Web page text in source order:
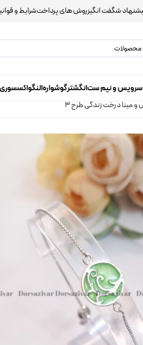
شگفت انگیزروش های پرداختشرایط و
سرویس و نیم ستانگشترگوشوارهالنگواکسسوری
مینا درخت زندگی طرح 3